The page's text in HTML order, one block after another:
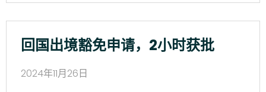
回国出境豁免申请，2小时获批
2024年11月26日